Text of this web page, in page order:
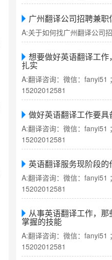
广州翻译公司招聘兼职
A:关于如何找广州翻译公司
想要做好英语翻译工作
扎实
A:翻译咨询：微信：fanyi51
15202012581
做好英语翻译工作要具
A:翻译咨询：微信：fanyi51
15202012581
英语翻译服务现阶段的
A:翻译咨询：微信：fanyi51
15202012581
从事英语翻译工作，那
掌握的技能
A:翻译咨询：微信：fanyi51
15202012581